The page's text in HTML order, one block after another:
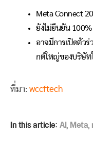
Meta Connect
ยังไม่ยืนยัน
อาจมีการเปิดตัวร่
กต์ใหญ่ของบริษัท
ที่มา: wccftech
In this article:AI,Meta,